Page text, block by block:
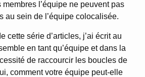
l’équipe ne peuvent pas
au sein de l’équipe colocalisée.
cette série d’articles, j’ai écrit au
en tant qu’équipe et dans la
de raccourcir les boucles de
comment votre équipe peut-elle